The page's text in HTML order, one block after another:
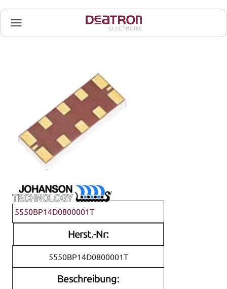
Johanson Technology
5550BP14D0800001T
Herst.-Nr:
5550BP14D0800001T
Beschreibung: